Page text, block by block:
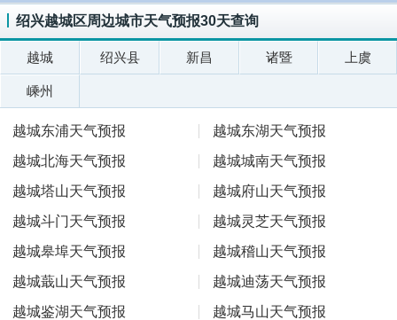
绍兴越城区周边城市天气预报30天查询
越城 绍兴县 新昌 诸暨 上虞
嵊州
越城东浦天气预报
越城东湖天气预报
越城北海天气预报
越城城南天气预报
越城塔山天气预报
越城府山天气预报
越城斗门天气预报
越城灵芝天气预报
越城皋埠天气预报
越城稽山天气预报
越城蕺山天气预报
越城迪荡天气预报
越城鉴湖天气预报
越城马山天气预报